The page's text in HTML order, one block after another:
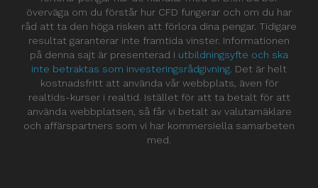
överväga om du förstår hur CFD fungerar och om du har
råd att ta den höga risken att förlora dina pengar. Tidigare
resultat garanterar inte framtida vinster. Informationen
på denna sajt är presenterad i utbildningsyfte och ska
inte betraktas som investeringsrådgivning . Det är helt
kostnadsfritt att använda vår webbplats, även för
realtids-kurser i realtid. Istället för att ta betalt för att
använda webbplatsen, så får vi betalt av valutamäklare
och affärspartners som vi har kommersiella samarbeten
med.